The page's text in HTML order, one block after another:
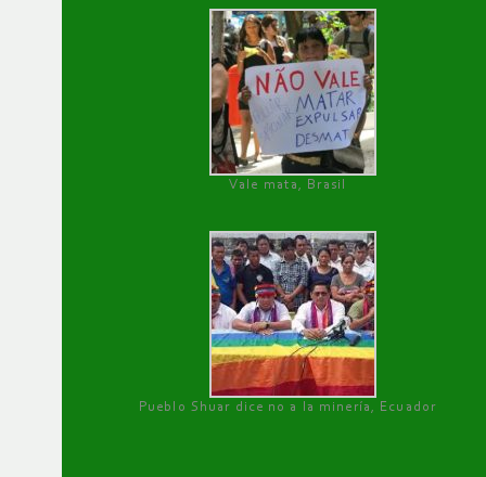
Vale mata, Brasil
Pueblo Shuar dice no a la minería, Ecuador